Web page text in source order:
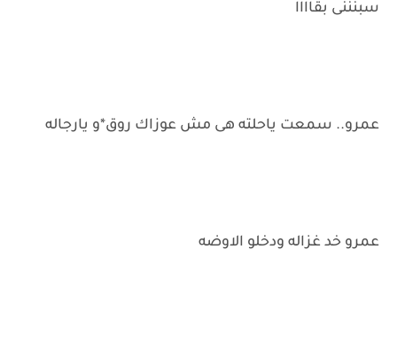
سبنننى بقاااا
عمرو.. سمعت ياحلته هى مش عوزاك روق*و يارجاله
عمرو خد غزاله ودخلو الاوضه